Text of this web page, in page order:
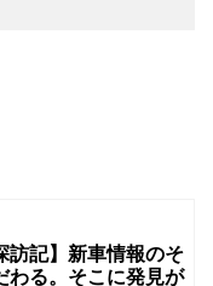
訪記】新車情報のそ
わる。そこに発見が